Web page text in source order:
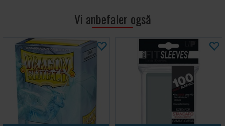
Sid Meier‘s Civilization: The Board Game™,
World of Warcraft: The Board Game™,
Ticket to Ride™,
Pirate's Cove™,
Thurn & Taxis™-
Settlers, Norsk utgave
Vi anbefaler også